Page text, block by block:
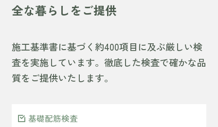
全な暮らしをご提供
施工基準書に基づく約400項目に及ぶ厳しい検
査を実施しています。徹底した検査で確かな品
質をご提供いたします。
基礎配筋検査